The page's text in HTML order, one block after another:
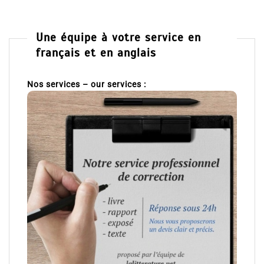
Une équipe à votre service en
français et en anglais
Nos services – our services :